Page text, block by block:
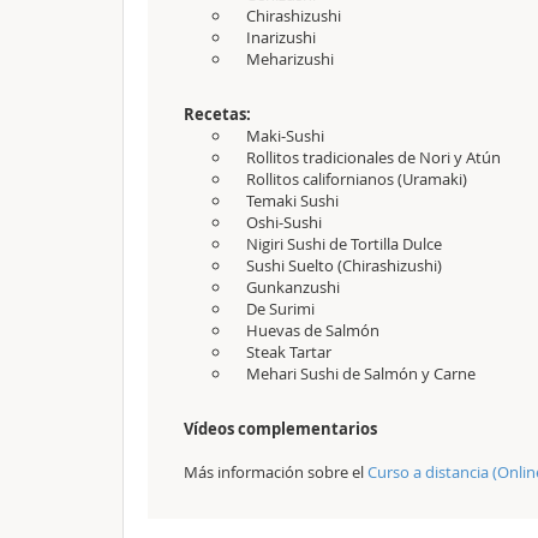
Chirashizushi
Inarizushi
Meharizushi
Recetas:
Maki-Sushi
Rollitos tradicionales de Nori y Atún
Rollitos californianos (Uramaki)
Temaki Sushi
Oshi-Sushi
Nigiri Sushi de Tortilla Dulce
Sushi Suelto (Chirashizushi)
Gunkanzushi
De Surimi
Huevas de Salmón
Steak Tartar
Mehari Sushi de Salmón y Carne
Vídeos complementarios
Más información sobre elCurso a distancia